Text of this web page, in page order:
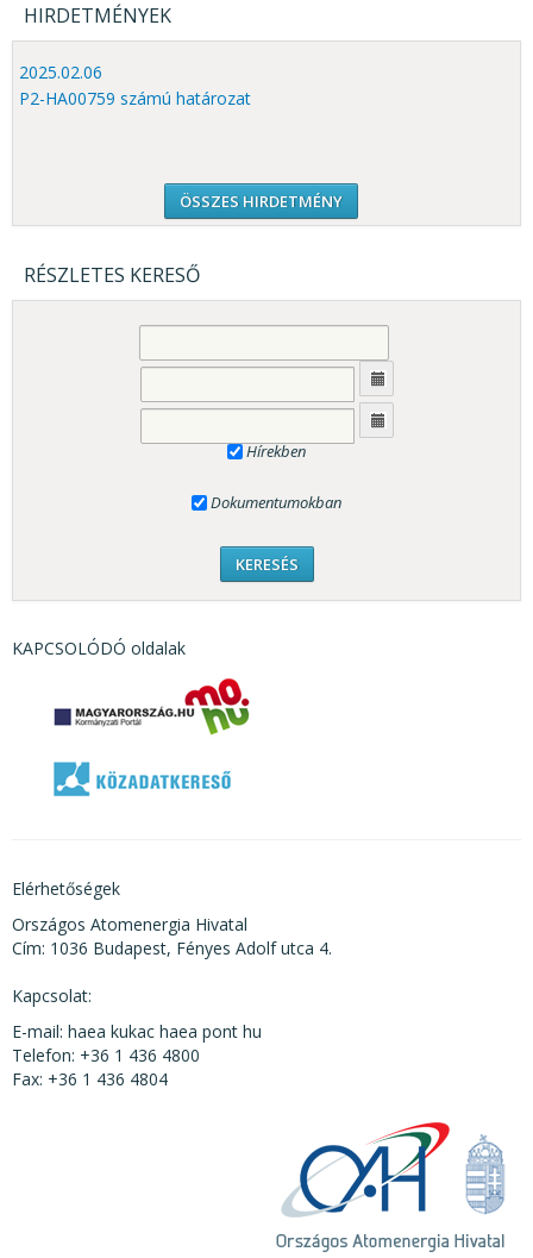
HIRDETMÉNYEK
2025.02.06
P2-HA00759 számú határozat
ÖSSZES HIRDETMÉNY
RÉSZLETES KERESŐ
Hírekben
Dokumentumokban
KAPCSOLÓDÓ oldalak
Elérhetőségek
Országos Atomenergia Hivatal
Cím: 1036 Budapest, Fényes Adolf utca 4.
Kapcsolat:
E-mail: haea kukac haea pont hu
Telefon: +36 1 436 4800
Fax: +36 1 436 4804